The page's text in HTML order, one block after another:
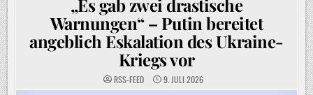
„Es gab zwei drastische
Warnungen“ – Putin bereitet
angeblich Eskalation des Ukraine-
Kriegs vor
RSS-FEED 9. JULI 2026